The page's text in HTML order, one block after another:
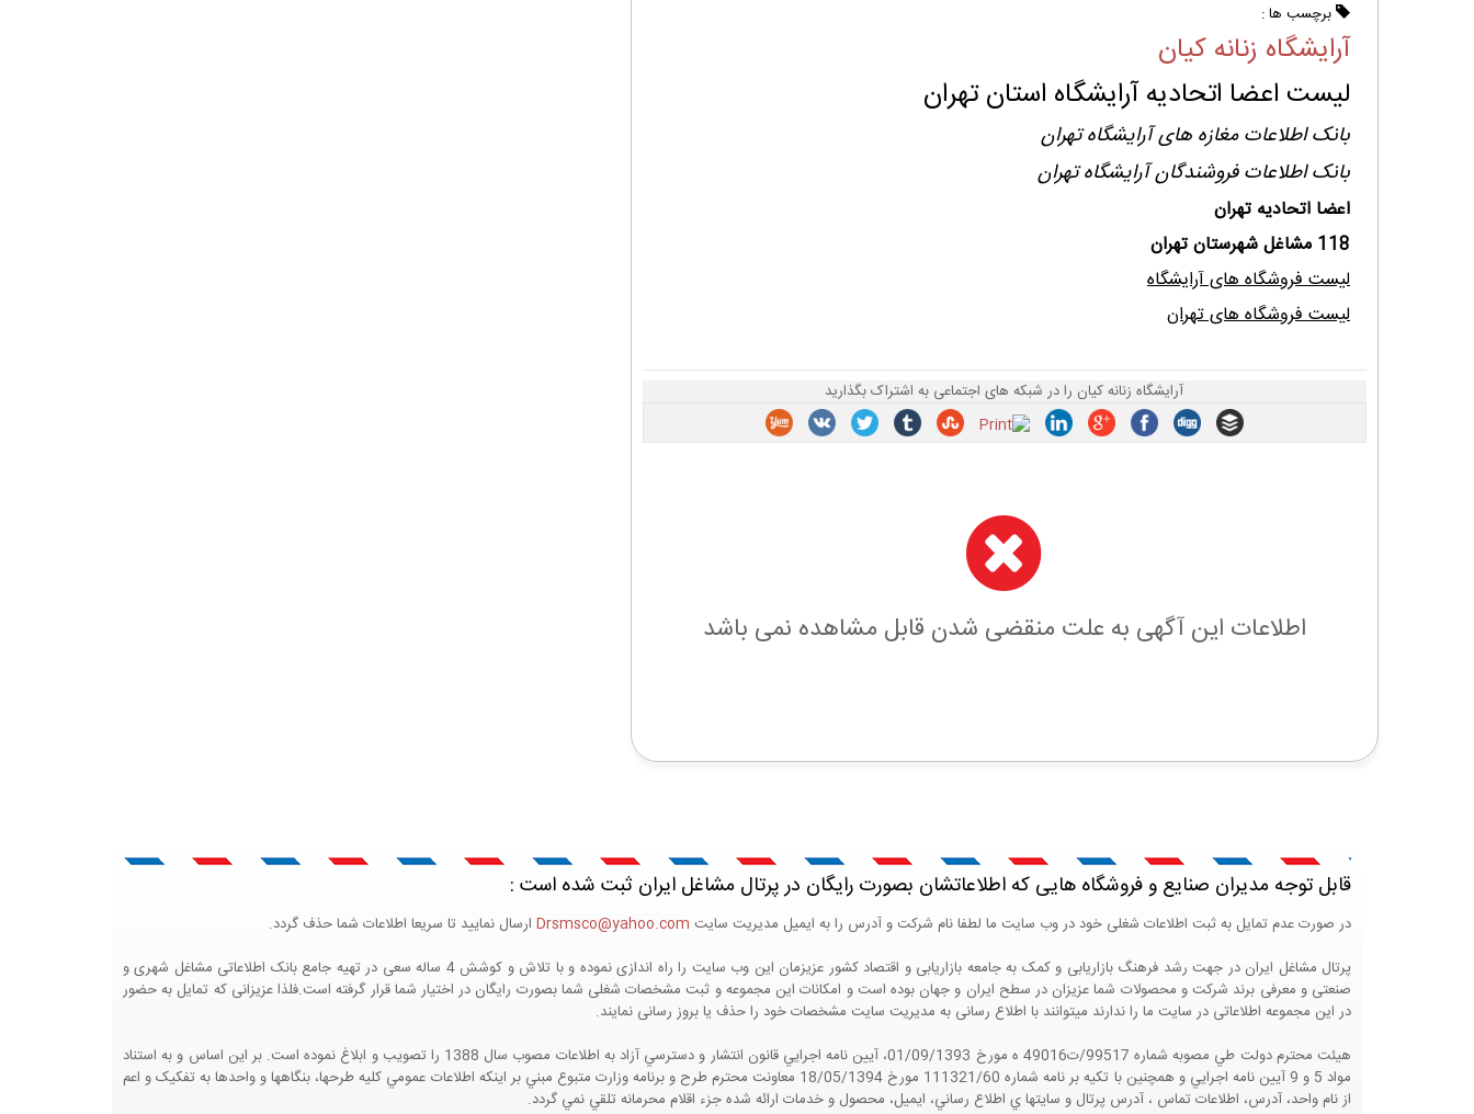
برچسب ها :
آرایشگاه زنانه کیان
لیست اعضا اتحادیه آرایشگاه استان تهران
بانک اطلاعات مغازه های آرایشگاه تهران
بانک اطلاعات فروشندگان آرایشگاه تهران
اعضا اتحادیه تهران
118 مشاغل شهرستان تهران
لیست فروشگاه های آرایشگاه
لیست فروشگاه های تهران
آرایشگاه زنانه کیان را در شبکه های اجتماعی به اشتراک بگذارید
اطلاعات این آگهی به علت منقضی شدن قابل مشاهده نمی باشد
قابل توجه مدیران صنایع و فروشگاه هایی که اطلاعاتشان بصورت رایگان در پرتال مشاغل ایران ثبت شده است :
در صورت عدم تمایل به ثبت اطلاعات شغلی خود در وب سایت ما لطفا نام شرکت و آدرس را به ایمیل مدیریت سایت Drsmsco@yahoo.com ارسال نمایید تا سریعا اطلاعات شما حذف گردد.
پرتال مشاغل ایران در جهت رشد فرهنگ بازاریابی و کمک به جامعه بازاریابی و اقتصاد کشور عزیزمان این وب سایت را راه اندازی نموده و با تلاش و کوشش 4 ساله سعی در تهیه جامع بانک اطلاعاتی مشاغل شهری و
صنعتی و معرفی برند شرکت و محصولات شما عزیزان در سطح ایران و جهان بوده است و امکانات این مجموعه و ثبت مشخصات شغلی شما بصورت رایگان در اختیار شما قرار گرفته است.فلذا عزیزانی که تمایل به حضور
در این مجموعه اطلاعاتی در سایت ما را ندارند میتوانند با اطلاع رسانی به مدیریت سایت مشخصات خود را حذف یا بروز رسانی نمایند.
هيئت محترم دولت طي مصوبه شماره 99517/ت49016 ه مورخ 01/09/1393، آيين نامه اجرايي قانون انتشار و دسترسي آزاد به اطلاعات مصوب سال 1388 را تصويب و ابلاغ نموده است. بر اين اساس و به استناد
مواد 5 و 9 آيين نامه اجرايي و همچنين با تکيه بر نامه شماره 111321/60 مورخ 18/05/1394 معاونت محترم طرح و برنامه وزارت متبوع مبني بر اينکه اطلاعات عمومي کليه طرحها، بنگاهها و واحدها به تفکيک و اعم
از نام واحد، آدرس، اطلاعات تماس ، آدرس پرتال و سايتها ي اطلاع رساني، ايميل، محصول و خدمات ارائه شده جزء اقلام محرمانه تلقي نمي گردد.